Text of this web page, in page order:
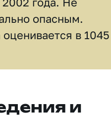
опасным.
в 1045
и